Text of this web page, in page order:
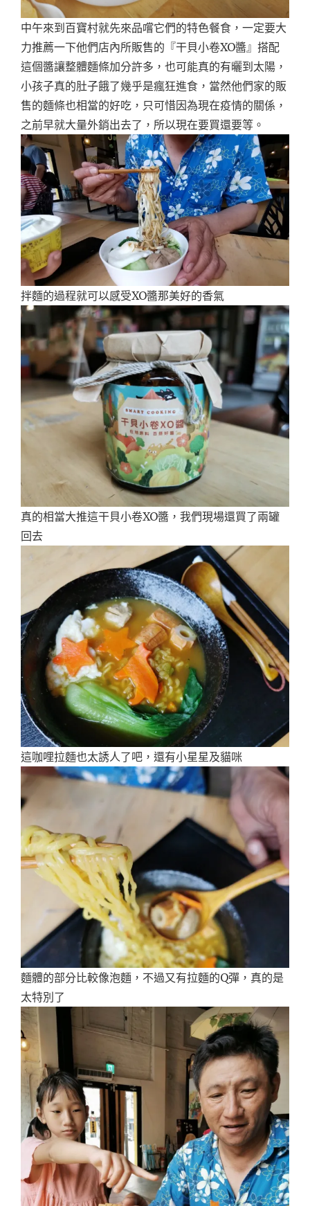
中午來到百寶村就先來品嚐它們的特色餐食，一定要大
力推薦一下他們店內所販售的『干貝小卷XO醬』搭配
這個醬讓整體麵條加分許多，也可能真的有曬到太陽，
小孩子真的肚子餓了幾乎是瘋狂進食，當然他們家的販
售的麵條也相當的好吃，只可惜因為現在疫情的關係，
之前早就大量外銷出去了，所以現在要買還要等。
拌麵的過程就可以感受XO醬那美好的香氣
真的相當大推這干貝小卷XO醬，我們現場還買了兩罐
回去
這咖哩拉麵也太誘人了吧，還有小星星及貓咪
麵體的部分比較像泡麵，不過又有拉麵的Q彈，真的是
太特別了